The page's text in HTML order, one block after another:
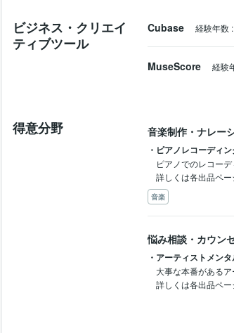
ビジネス・クリエイ
ティブツール
Cubase 経験年数 :
MuseScore 経験
得意分野 音楽制作・ナレー
・ピアノレコーディ
ピアノでのレコー
詳しくは各出品ペー
音楽
悩み相談・カウン
・アーティストメン
大事な本番がある
詳しくは各出品ペー